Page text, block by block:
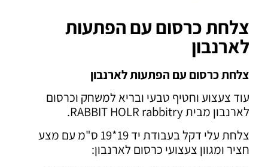
צלחת כרסום עם הפתעות
לארנבון
צלחת כרסום עם הפתעות לארנבון
עוד צעצוע וחטיף טבעי ובריא למשחק וכרסום
לארנבון מבית RABBIT HOLR rabbitry.
צלחת עלי דקל בעבודת יד 19*19 ס"מ עם מצע
חציר ומגוון צעצועי כרסום לארנבון: